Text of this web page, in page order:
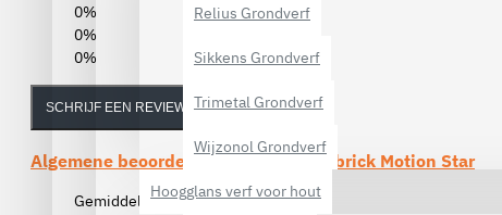
Relius Grondverf
Sikkens Grondverf
Trimetal Grondverf
Wijzonol Grondverf
Hoogglans verf voor hout
0%
0%
0%
SCHRIJF EEN REVIEW
Algemene beoordelingen van deRedbrick Motion Star
Gemiddelde beoordeling:(0)